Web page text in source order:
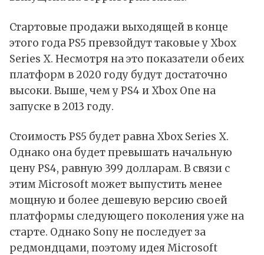
Стартовые продажи выходящей в конце
этого года PS5 превзойдут таковые у Xbox
Series X. Несмотря на это показатели обеих
платформ в 2020 году будут достаточно
высоки. Выше, чем у PS4 и Xbox One на
запуске в 2013 году.
Стоимость PS5 будет равна Xbox Series X.
Однако она будет превышать начальную
цену PS4, равную 399 долларам. В связи с
этим Microsoft может выпустить менее
мощную и более дешевую версию своей
платформы следующего поколения уже на
старте. Однако Sony не последует за
редмондцами, поэтому идея Microsoft